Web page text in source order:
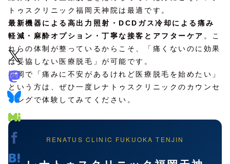
トゥスクリニック福岡天神院は最適です。
最新機器による高出力照射・DCDガス冷却による痛み
軽減・麻酔オプション・丁寧な接客とアフターケア 。こ
れらの体制が整っているからこそ、「痛くないのに効果
は妥協しない医療脱毛」が可能です。
福岡で「痛みに不安があるけれど医療脱毛を始めたい」
という方は、ぜひ一度レナトゥスクリニックのカウンセ
リングで体験してみてください。
RENATUS CLINIC FUKUOKA TENJIN